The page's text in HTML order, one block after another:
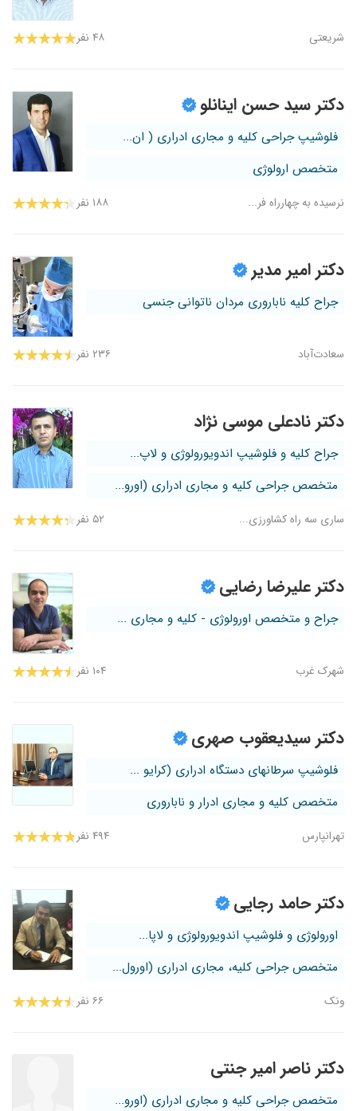
شریعتی ۴۸ نفر
دکتر سید حسن اینانلو
فلوشیپ جراحی کلیه و مجاری ادراری ( ان...
متخصص ارولوژی
نرسیده به چهارراه فر... ۱۸۸ نفر
دکتر امیر مدیر
جراح کلیه ناباروری مردان ناتوانی جنسی
سعادت‌آباد ۲۳۶ نفر
دکتر نادعلی موسی نژاد
جراح کلیه و فلوشیپ اندویورولوژی و لاپ...
متخصص جراحی کلیه و مجاری ادراری (اورو...
ساری سه راه کشاورزی... ۵۲ نفر
دکتر علیرضا رضایی
جراح و متخصص اورولوژی - کلیه و مجاری ...
شهرک غرب ۱۰۴ نفر
دکتر سیدیعقوب صهری
فلوشیپ سرطانهای دستگاه ادراری (کرایو ...
متخصص کلیه و مجاری ادرار و ناباروری
تهرانپارس ۴۹۴ نفر
دکتر حامد رجایی
اورولوژی و فلوشیپ اندویورولوژی و لاپا...
متخصص جراحی کلیه، مجاری ادراری (اورول...
ونک ۶۶ نفر
دکتر ناصر امیر جنتی
متخصص جراحی کلیه و مجاری ادراری (اورو...